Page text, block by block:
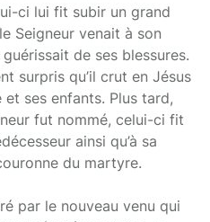
ci lui fit subir un grand
Seigneur venait à son
de ses blessures.
surpris qu’il crut en Jésus
ses enfants. Plus tard,
fut nommé, celui-ci fit
ainsi qu’à sa
du martyre.
par le nouveau venu qui